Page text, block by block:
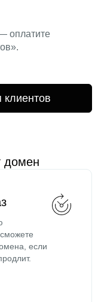
оплатите
домен
если